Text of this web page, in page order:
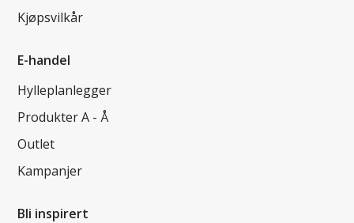
Kjøpsvilkår
E-handel
Hylleplanlegger
Produkter A - Å
Outlet
Kampanjer
Bli inspirert